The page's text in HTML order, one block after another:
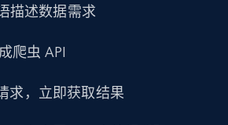
描述数据需求
爬虫 API
求，立即获取结果